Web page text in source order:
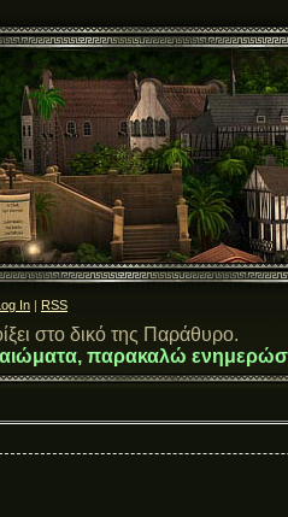
In | RSS
στο δικό της Παράθυρο.
παρακαλώ